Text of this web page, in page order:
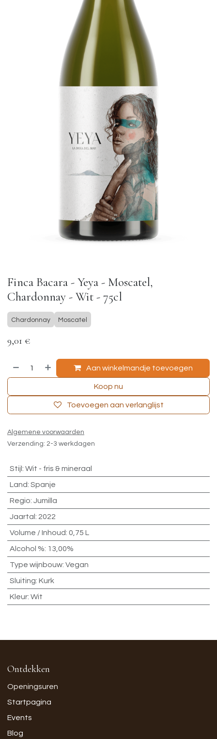
Finca Bacara - Yeya - Moscatel,
Chardonnay - Wit - 75cl
Chardonnay Moscatel
9,01 €
Aan winkelmandje toevoegen
Koop nu
Toevoegen aan verlanglijst
Algemene voorwaarden
Verzending: 2-3 werkdagen
Stijl : Wit - fris & mineraal
Land: Spanje
Regio: Jumilla
Jaartal : 2022
Volume / Inhoud: 0,75 L
Alcohol %: 13,00%
Type wijnbouw: Vegan
Sluiting: Kurk
Kleur: Wit
Ontdekken
Openingsuren
Startpagina
Events
Blog